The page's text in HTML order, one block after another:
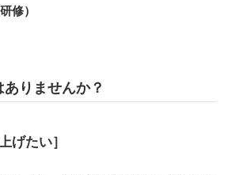
修）
りませんか？
げたい］